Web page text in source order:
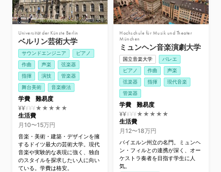
出典: Wikipedia: ベルリン芸術大学
Universität der Künste Berlin
ベルリン芸術大学
サウンドエンジニア
ピアノ
作曲
声楽
弦楽器
指揮
演技
管楽器
舞台美術
音楽療法
学費
¥¥¥¥¥
難易度
★★★★★
生活費
月10〜15万円
音楽・美術・建築・デザインを擁
するドイツ最大の芸術大学。現代
音楽や実験的な表現に強く、独自
のスタイルを探求したい人に向い
ている。学費は格安。
Hochschule für Musik und Theater
München
ミュンヘン音楽演劇大学
国立音楽大学
バレエ
ピアノ
作曲
声楽
弦楽器
指揮
現代音楽
管楽器
学費
¥¥¥¥¥
難易度
★★★★★
生活費
月12〜18万円
バイエルン州立の名門。ミュンヘ
ン・フィルとの連携が深く、オー
ケストラ奏者を目指す学生に人
気。